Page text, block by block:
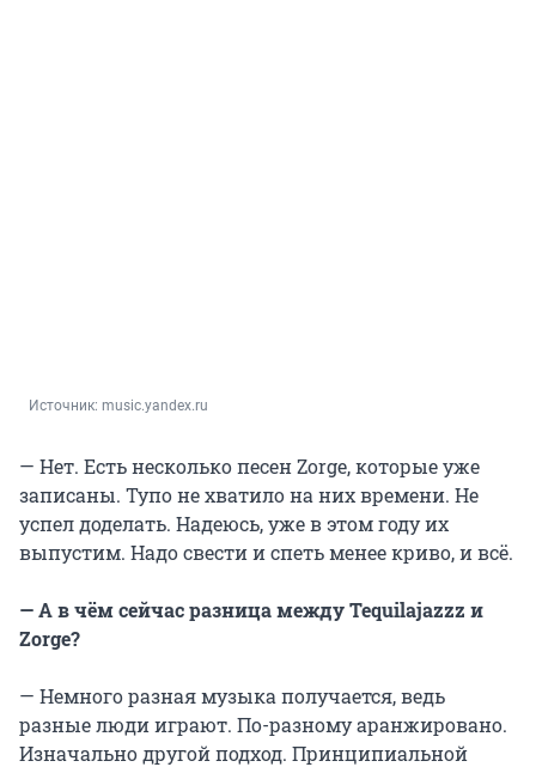
Источник: music.yandex.ru
— Нет. Есть несколько песен Zorge, которые уже
записаны. Тупо не хватило на них времени. Не
успел доделать. Надеюсь, уже в этом году их
выпустим. Надо свести и спеть менее криво, и всё.
— А в чём сейчас разница междуTequilajazzz и
Zorge?
— Немного разная музыка получается, ведь
разные люди играют. По-разному аранжировано.
Изначально другой подход. Принципиальной